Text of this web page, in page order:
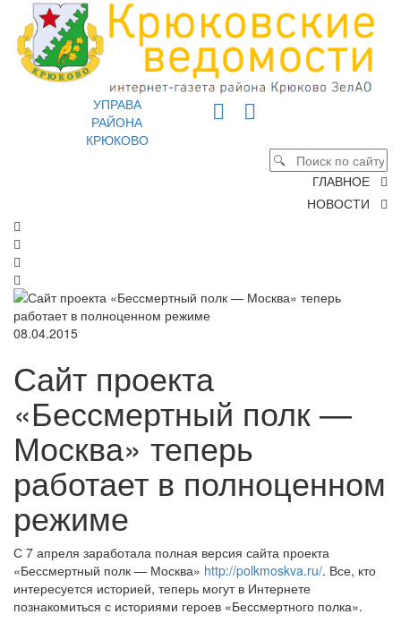
УПРАВА
РАЙОНА
КРЮКОВО
ГЛАВНОЕ
НОВОСТИ
08.04.2015
Сайт проекта
«Бессмертный полк —
Москва» теперь
работает в полноценном
режиме
С 7 апреля заработала полная версия сайта проекта
«Бессмертный полк — Москва» http://polkmoskva.ru/. Все, кто
интересуется историей, теперь могут в Интернете
познакомиться с историями героев «Бессмертного полка».